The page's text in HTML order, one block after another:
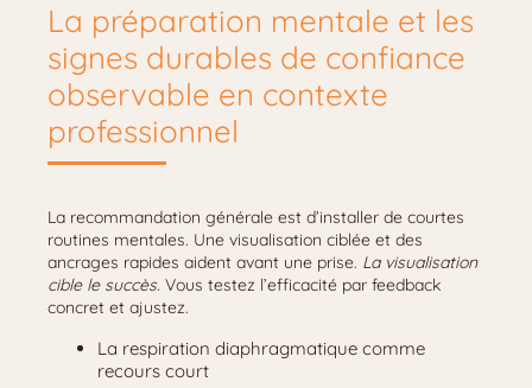
La préparation mentale et les
signes durables de confiance
observable en contexte
professionnel
La recommandation générale est d’installer de courtes
routines mentales. Une visualisation ciblée et des
ancrages rapides aident avant une prise. La visualisation
cible le succès. Vous testez l’efficacité par feedback
concret et ajustez.
La respiration diaphragmatique comme
recours court